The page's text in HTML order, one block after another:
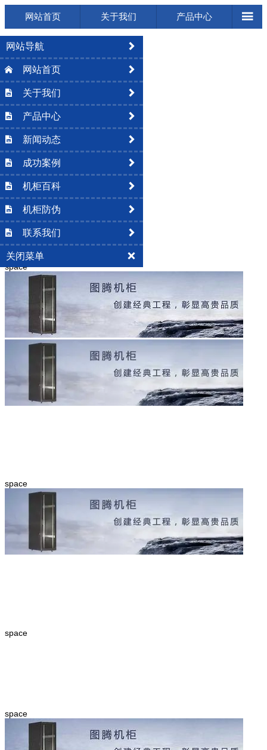
网站首页 关于我们 产品中心 
space
space
space
space
space
space
网站导航 
 网站首页 
 关于我们 
 产品中心 
 新闻动态 
 成功案例 
 机柜百科 
 机柜防伪 
 联系我们 
关闭菜单 